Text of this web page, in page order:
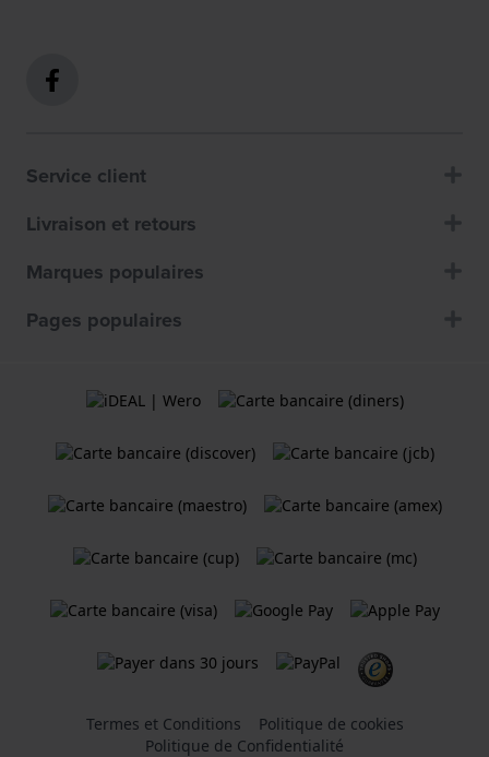
Service client
Livraison et retours
Marques populaires
Pages populaires
Termes et Conditions
Politique de cookies
Politique de Confidentialité